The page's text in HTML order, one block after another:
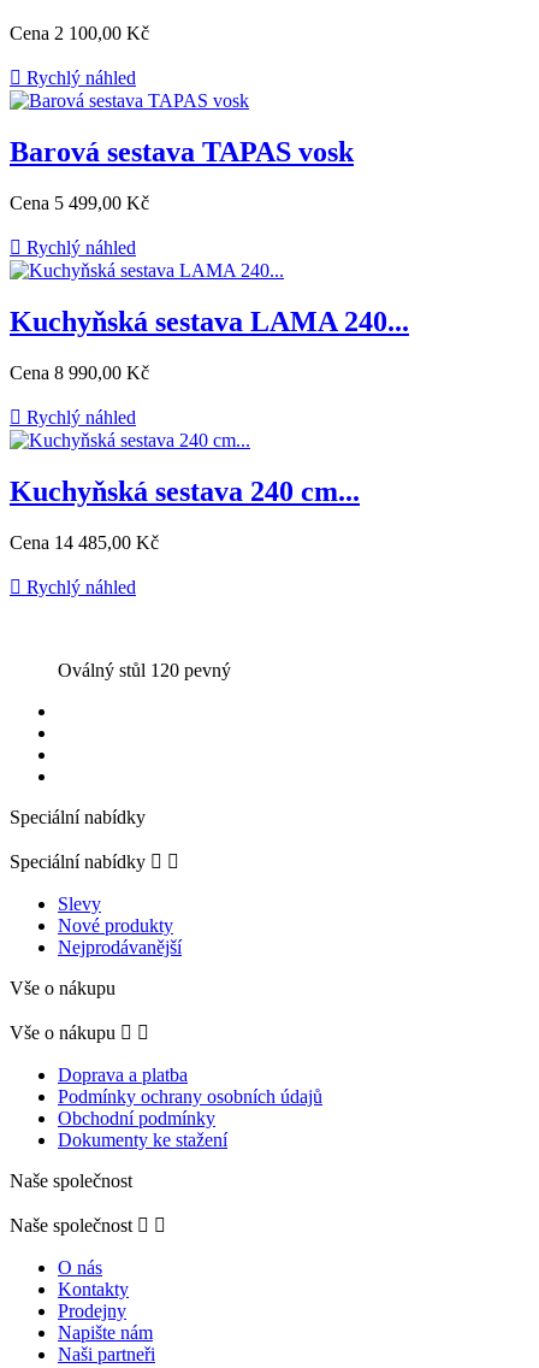
Cena 2 100,00 Kč
 Rychlý náhled
Barová sestava TAPAS vosk
Cena 5 499,00 Kč
 Rychlý náhled
Kuchyňská sestava LAMA 240...
Cena 8 990,00 Kč
 Rychlý náhled
Kuchyňská sestava 240 cm...
Cena 14 485,00 Kč
 Rychlý náhled
Oválný stůl 120 pevný
Speciální nabídky
Speciální nabídky  
Slevy
Nové produkty
Nejprodávanější
Vše o nákupu
Vše o nákupu  
Doprava a platba
Podmínky ochrany osobních údajů
Obchodní podmínky
Dokumenty ke stažení
Naše společnost
Naše společnost  
O nás
Kontakty
Prodejny
Napište nám
Naši partneři